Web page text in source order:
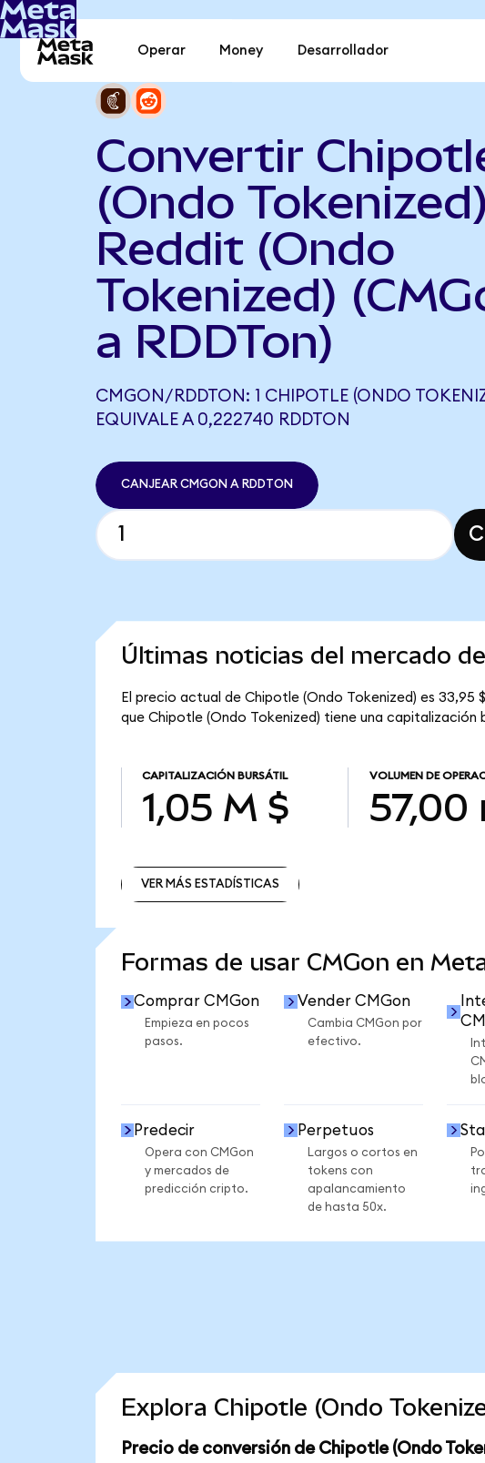
Operar Money Desarrollador
Convertir
(Ondo
Reddit (Ondo
Tokenized)
a RDDTon)
CMGON/RDDTON: 1 CHIPOTLE (ONDO
EQUIVALE A 0,222740 RDDTON
CANJEAR CMGON A RDDTON
Últimas noticias del mercado
El precio actual de Chipotle (Ondo Tokenized) es 33,95
que Chipotle (Ondo Tokenized) tiene una capitalización
CAPITALIZACIÓN BURSÁTIL
1,05 M $
VOLUMEN DE
57,00
VER MÁS ESTADÍSTICAS
Formas de usar CMGon en
Comprar CMGon
Empieza en pocos
pasos.
Vender CMGon
Cambia CMGon por
efectivo.
Predecir
Opera con CMGon
y mercados de
predicción cripto.
Perpetuos
Largos o cortos en
tokens con
apalancamiento
de hasta 50x.
Explora Chipotle (Ondo
Precio de conversión de Chipotle (Ondo